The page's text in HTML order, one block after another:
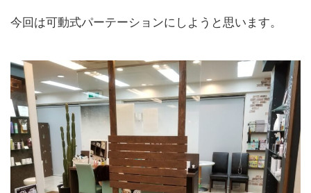
今回は可動式パーテーションにしようと思います。